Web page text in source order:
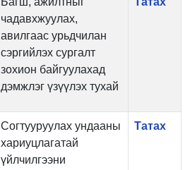
чадавхжуулах,
авилгаас урьдчилан
сэргийлэх сургалт
зохион байгуулахад
дэмжлэг үзүүлэх тухай
Согтууруулах ундааны
хариуцлагатай
үйлчилгээни
Татах